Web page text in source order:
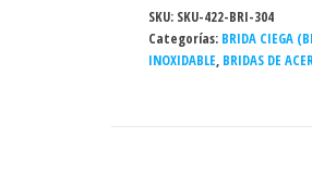
ASTM
A182
-
SKU: SKU-422-BRI-304
Categorías: BRIDA CIEGA
INOXIDABLE, BRIDAS DE